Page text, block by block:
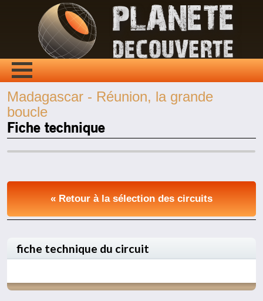
Madagascar - Réunion, la grande
boucle
Fiche technique
« Retour à la sélection des circuits
fiche technique du circuit